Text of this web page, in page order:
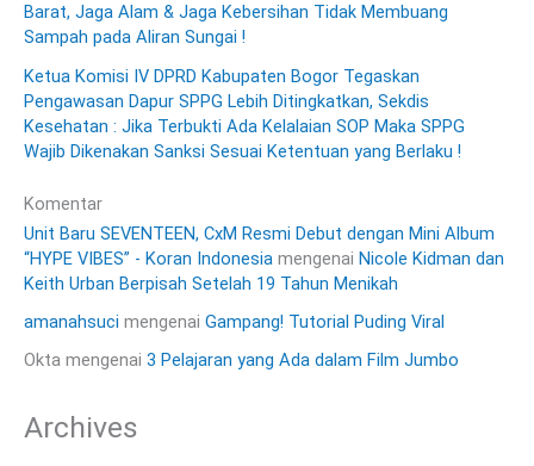
Barat, Jaga Alam & Jaga Kebersihan Tidak Membuang
Sampah pada Aliran Sungai !
Ketua Komisi IV DPRD Kabupaten Bogor Tegaskan
Pengawasan Dapur SPPG Lebih Ditingkatkan, Sekdis
Kesehatan : Jika Terbukti Ada Kelalaian SOP Maka SPPG
Wajib Dikenakan Sanksi Sesuai Ketentuan yang Berlaku !
Komentar
Unit Baru SEVENTEEN, CxM Resmi Debut dengan Mini Album
“HYPE VIBES” - Koran Indonesia mengenai Nicole Kidman dan
Keith Urban Berpisah Setelah 19 Tahun Menikah
amanahsuci mengenai Gampang! Tutorial Puding Viral
Okta mengenai 3 Pelajaran yang Ada dalam Film Jumbo
Archives